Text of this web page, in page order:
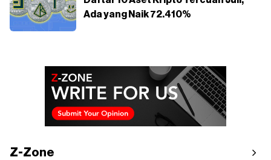
Ada yang Naik 72.410%
Z-Zone